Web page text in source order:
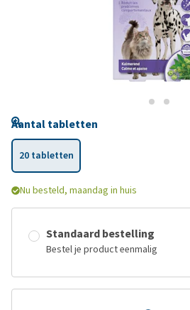
Aantal tabletten
20 tabletten
Nu besteld, maandag in huis
Standaard bestelling
Bestel je product eenmalig